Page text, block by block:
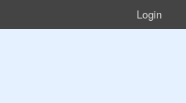
Login